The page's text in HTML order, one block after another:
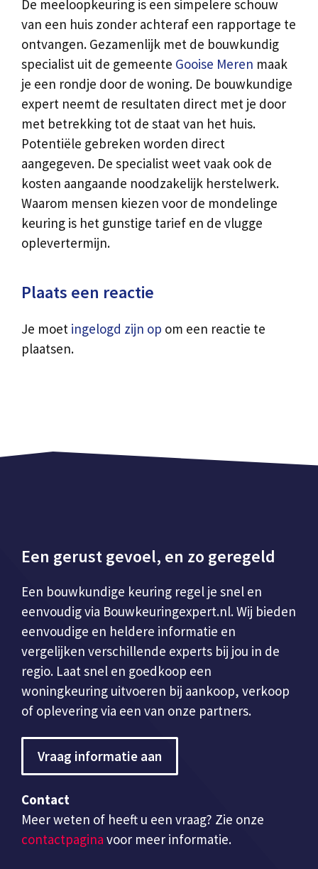
De meeloopkeuring is een simpelere schouw
van een huis zonder achteraf een rapportage te
ontvangen. Gezamenlijk met de bouwkundig
specialist uit de gemeente Gooise Meren maak
je een rondje door de woning. De bouwkundige
expert neemt de resultaten direct met je door
met betrekking tot de staat van het huis.
Potentiële gebreken worden direct
aangegeven. De specialist weet vaak ook de
kosten aangaande noodzakelijk herstelwerk.
Waarom mensen kiezen voor de mondelinge
keuring is het gunstige tarief en de vlugge
oplevertermijn.
Plaats een reactie
Je moet ingelogd zijn op om een reactie te
plaatsen.
Een gerust gevoel, en zo geregeld
Een bouwkundige keuring regel je snel en
eenvoudig via Bouwkeuringexpert.nl. Wij bieden
eenvoudige en heldere informatie en
vergelijken verschillende experts bij jou in de
regio. Laat snel en goedkoop een
woningkeuring uitvoeren bij aankoop, verkoop
of oplevering via een van onze partners.
Vraag informatie aan
Contact
Meer weten of heeft u een vraag? Zie onze
contactpagina voor meer informatie.